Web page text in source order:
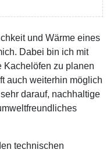
und Wärme eines
Dabei bin ich mit
Kachelöfen zu planen
auch weiterhin möglich
darauf, nachhaltige
technischen